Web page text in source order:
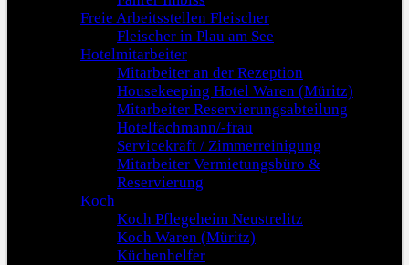
Freie Arbeitsstellen Fleischer
Fleischer in Plau am See
Hotelmitarbeiter
Mitarbeiter an der Rezeption
Housekeeping Hotel Waren (Müritz)
Mitarbeiter Reservierungsabteilung
Hotelfachmann/-frau
Servicekraft / Zimmerreinigung
Mitarbeiter Vermietungsbüro &
Reservierung
Koch
Koch Pflegeheim Neustrelitz
Koch Waren (Müritz)
Küchenhelfer